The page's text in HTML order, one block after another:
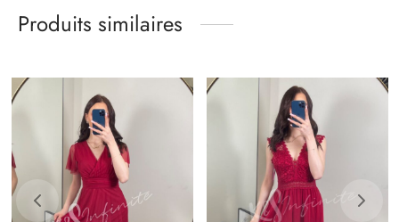
Produits similaires